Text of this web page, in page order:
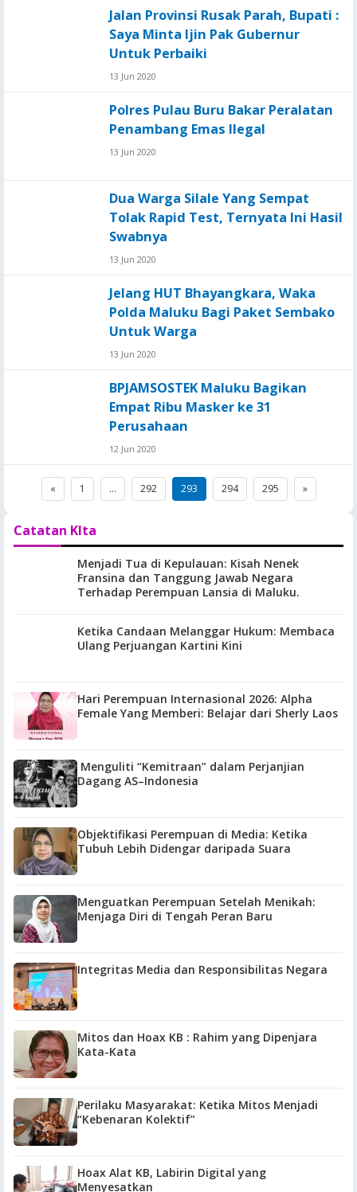
Jalan Provinsi Rusak Parah, Bupati :
Saya Minta Ijin Pak Gubernur
Untuk Perbaiki
13 Jun 2020
Polres Pulau Buru Bakar Peralatan
Penambang Emas Ilegal
13 Jun 2020
Dua Warga Silale Yang Sempat
Tolak Rapid Test, Ternyata Ini Hasil
Swabnya
13 Jun 2020
Jelang HUT Bhayangkara, Waka
Polda Maluku Bagi Paket Sembako
Untuk Warga
13 Jun 2020
BPJAMSOSTEK Maluku Bagikan
Empat Ribu Masker ke 31
Perusahaan
12 Jun 2020
Posts
« 1 … 292 293 294 295 »
Catatan KIta
Menjadi Tua di Kepulauan: Kisah Nenek
Fransina dan Tanggung Jawab Negara
Terhadap Perempuan Lansia di Maluku.
Ketika Candaan Melanggar Hukum: Membaca
Ulang Perjuangan Kartini Kini
Hari Perempuan Internasional 2026: Alpha
Female Yang Memberi: Belajar dari Sherly Laos
Menguliti “Kemitraan” dalam Perjanjian
Dagang AS–Indonesia
Objektifikasi Perempuan di Media: Ketika
Tubuh Lebih Didengar daripada Suara
Menguatkan Perempuan Setelah Menikah:
Menjaga Diri di Tengah Peran Baru
Integritas Media dan Responsibilitas Negara
Mitos dan Hoax KB : Rahim yang Dipenjara
Kata-Kata
Perilaku Masyarakat: Ketika Mitos Menjadi
“Kebenaran Kolektif”
Hoax Alat KB, Labirin Digital yang
Menyesatkan